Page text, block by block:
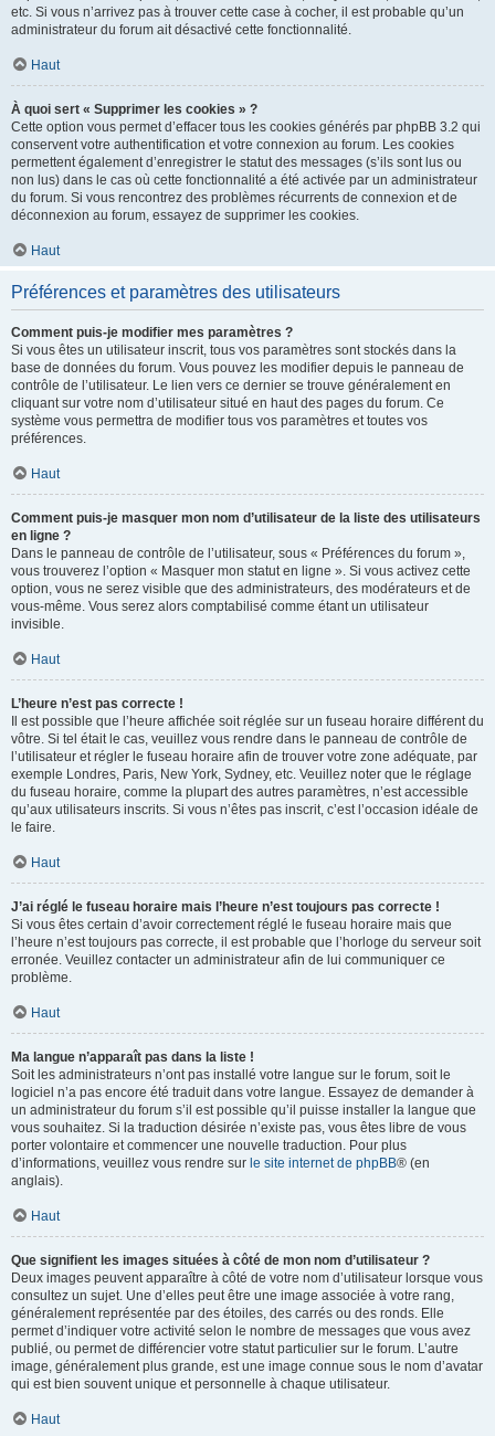
etc. Si vous n’arrivez pas à trouver cette case à cocher, il est probable qu’un
administrateur du forum ait désactivé cette fonctionnalité.
Haut
À quoi sert « Supprimer les cookies » ?
Cette option vous permet d’effacer tous les cookies générés par phpBB 3.2 qui
conservent votre authentification et votre connexion au forum. Les cookies
permettent également d’enregistrer le statut des messages (s’ils sont lus ou
non lus) dans le cas où cette fonctionnalité a été activée par un administrateur
du forum. Si vous rencontrez des problèmes récurrents de connexion et de
déconnexion au forum, essayez de supprimer les cookies.
Haut
Préférences et paramètres des utilisateurs
Comment puis-je modifier mes paramètres ?
Si vous êtes un utilisateur inscrit, tous vos paramètres sont stockés dans la
base de données du forum. Vous pouvez les modifier depuis le panneau de
contrôle de l’utilisateur. Le lien vers ce dernier se trouve généralement en
cliquant sur votre nom d’utilisateur situé en haut des pages du forum. Ce
système vous permettra de modifier tous vos paramètres et toutes vos
préférences.
Haut
Comment puis-je masquer mon nom d’utilisateur de la liste des utilisateurs
en ligne ?
Dans le panneau de contrôle de l’utilisateur, sous « Préférences du forum »,
vous trouverez l’option « Masquer mon statut en ligne ». Si vous activez cette
option, vous ne serez visible que des administrateurs, des modérateurs et de
vous-même. Vous serez alors comptabilisé comme étant un utilisateur
invisible.
Haut
L’heure n’est pas correcte !
Il est possible que l’heure affichée soit réglée sur un fuseau horaire différent du
vôtre. Si tel était le cas, veuillez vous rendre dans le panneau de contrôle de
l’utilisateur et régler le fuseau horaire afin de trouver votre zone adéquate, par
exemple Londres, Paris, New York, Sydney, etc. Veuillez noter que le réglage
du fuseau horaire, comme la plupart des autres paramètres, n’est accessible
qu’aux utilisateurs inscrits. Si vous n’êtes pas inscrit, c’est l’occasion idéale de
le faire.
Haut
J’ai réglé le fuseau horaire mais l’heure n’est toujours pas correcte !
Si vous êtes certain d’avoir correctement réglé le fuseau horaire mais que
l’heure n’est toujours pas correcte, il est probable que l’horloge du serveur soit
erronée. Veuillez contacter un administrateur afin de lui communiquer ce
problème.
Haut
Ma langue n’apparaît pas dans la liste !
Soit les administrateurs n’ont pas installé votre langue sur le forum, soit le
logiciel n’a pas encore été traduit dans votre langue. Essayez de demander à
un administrateur du forum s’il est possible qu’il puisse installer la langue que
vous souhaitez. Si la traduction désirée n’existe pas, vous êtes libre de vous
porter volontaire et commencer une nouvelle traduction. Pour plus
d’informations, veuillez vous rendre sur le site internet de phpBB® (en
anglais).
Haut
Que signifient les images situées à côté de mon nom d’utilisateur ?
Deux images peuvent apparaître à côté de votre nom d’utilisateur lorsque vous
consultez un sujet. Une d’elles peut être une image associée à votre rang,
généralement représentée par des étoiles, des carrés ou des ronds. Elle
permet d’indiquer votre activité selon le nombre de messages que vous avez
publié, ou permet de différencier votre statut particulier sur le forum. L’autre
image, généralement plus grande, est une image connue sous le nom d’avatar
qui est bien souvent unique et personnelle à chaque utilisateur.
Haut